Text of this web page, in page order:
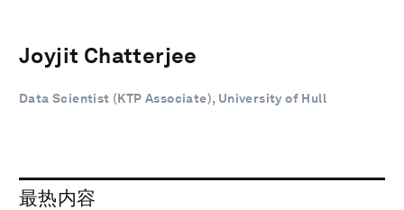
Joyjit Chatterjee
Data Scientist (KTP Associate), University of Hull
最热内容